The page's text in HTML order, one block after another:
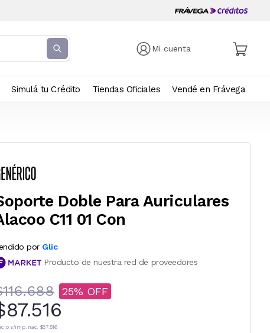
Mi cuenta
Simulá tu Crédito Tiendas Oficiales Vendé en Frávega
Doble Para Auriculares
C11 01 Con
por Glic
Producto de nuestra red de proveedores
25
s/imp. nac. $87.516